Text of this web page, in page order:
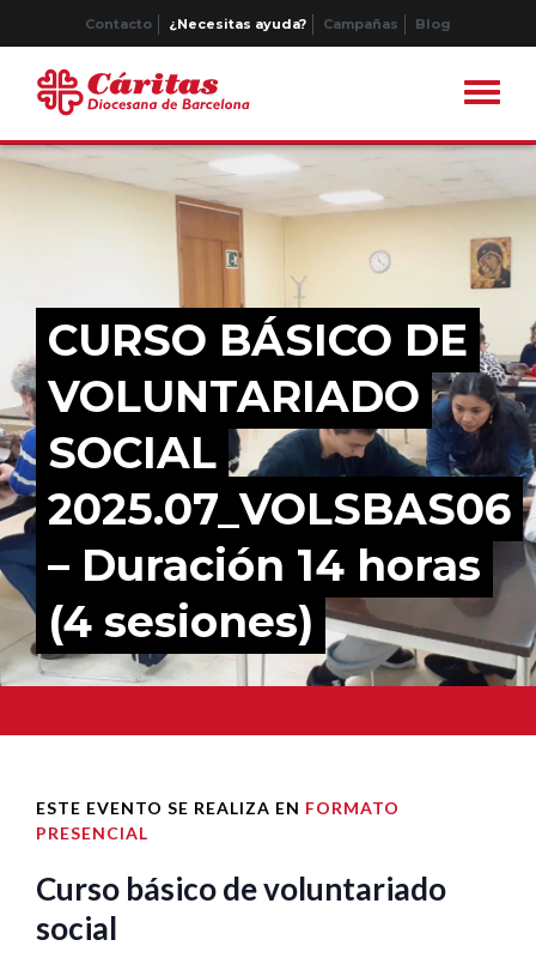
Contacto ¿Necesitas ayuda? Campañas Blog
CURSO BÁSICO DE
VOLUNTARIADO
SOCIAL
2025.07_VOLSBAS06
– Duración 14 horas
(4 sesiones)
ESTE EVENTO SE REALIZA EN FORMATO
PRESENCIAL
Curso básico de voluntariado
social